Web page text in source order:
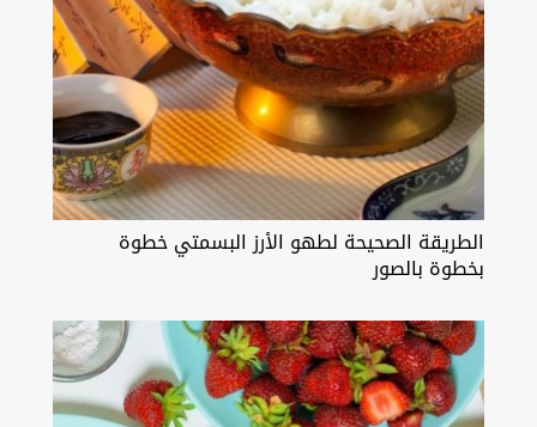
الطريقة الصحيحة لطهو الأرز البسمتي خطوة
بخطوة بالصور